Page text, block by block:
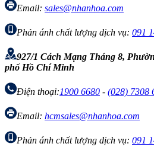
Email: sales@nhanhoa.com
Phản ánh chất lượng dịch vụ: 091
927/1 Cách Mạng Tháng 8,
phố Hồ Chí Minh
Điện thoại:1900 6680 - (028) 7308
Email: hcmsales@nhanhoa.com
Phản ánh chất lượng dịch vụ: 091